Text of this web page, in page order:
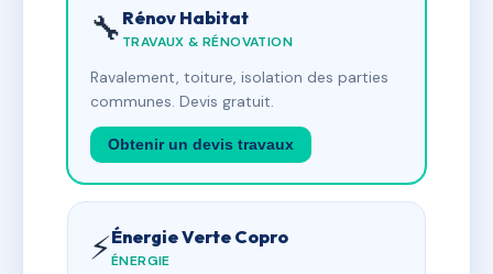
🔧 Rénov Habitat
TRAVAUX & RÉNOVATION
Ravalement, toiture, isolation des parties
communes. Devis gratuit.
Obtenir un devis travaux
⚡Énergie Verte Copro
ÉNERGIE